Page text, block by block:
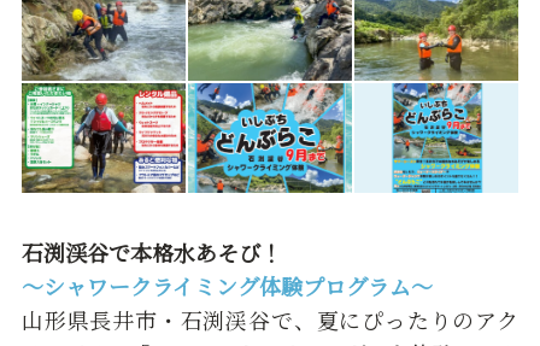
石渕渓谷で本格水あそび！
～シャワークライミング体験プログラム～
山形県長井市・石渕渓谷で、夏にぴったりのアク